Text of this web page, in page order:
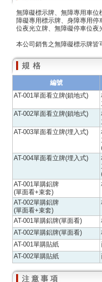
無障礙標示牌、無障專用車
障礙專用標示牌、身障專用
位夜光立牌、無障礙停車位
本公司銷售之無障礙標示牌
編號
AT-001單面看立牌(鎖地式)
AT-002單面看立牌(鎖地式)
AT-003單面看立牌(埋入式)
AT-004單面看立牌(埋入式)
AT-001單購鋁牌
(單面看+束套)
AT-002單購鋁牌
(單面看+束套)
AT-001單購鋁牌(單面看)
AT-002單購鋁牌(單面看)
AT-001單購貼紙
AT-002單購貼紙